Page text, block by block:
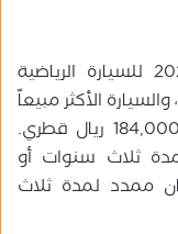
تشمل حملة نهاية العام طرازات 2024 للسيارة الرياضية
مرسيدس-بنز الفئة A، مرسيدس-بنز CLA، والسيارة الأكثر مبيعاً
مرسيدس-بنز الفئة C بأسعار تبدأ من 184,000 ريال قطري.
ثلاث سنوات أو
ممدد لمدة ثلاث